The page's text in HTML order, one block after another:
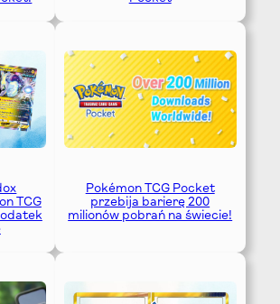
TCG
Pokémon TCG Pocket
przebija barierę 200
milionów pobrań na świecie!